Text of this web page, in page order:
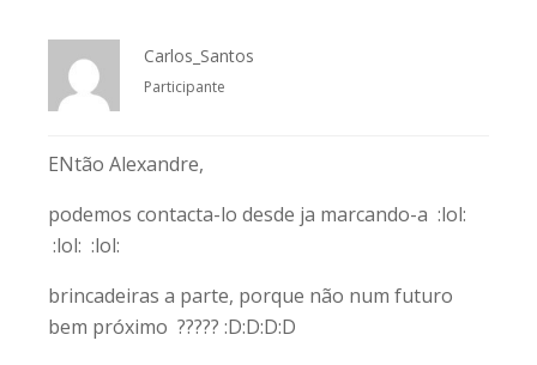
Carlos_Santos
Participante
ENtão Alexandre,
podemos contacta-lo desde ja marcando-a :lol:
:lol: :lol:
brincadeiras a parte, porque não num futuro
bem próximo ????? :D:D:D:D